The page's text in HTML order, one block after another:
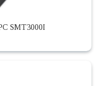
SMT3000I